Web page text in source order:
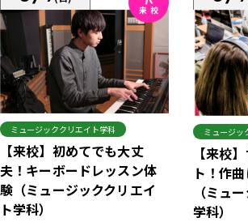
ミュージッククリエイト学科
【来校】初めてでも大丈
夫！キーボードレッスン体
験（ミュージッククリエイ
ト学科）
ミュージッ
【来校
ト！作
（ミュ
学科）